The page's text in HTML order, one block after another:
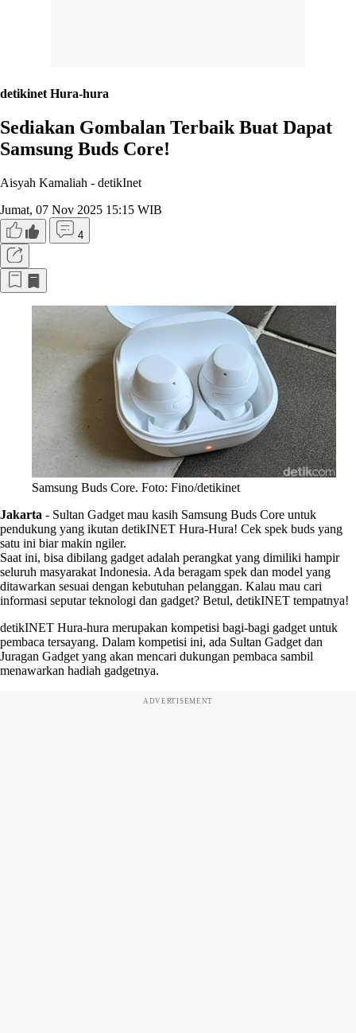
detikinet Hura-hura
Sediakan Gombalan Terbaik Buat Dapat
Samsung Buds Core!
Aisyah Kamaliah - detikInet
Jumat, 07 Nov 2025 15:15 WIB
4
Samsung Buds Core. Foto: Fino/detikinet
Jakarta - Sultan Gadget mau kasih Samsung Buds Core untuk
pendukung yang ikutan detikINET Hura-Hura! Cek spek buds yang
satu ini biar makin ngiler.
Saat ini, bisa dibilang gadget adalah perangkat yang dimiliki hampir
seluruh masyarakat Indonesia. Ada beragam spek dan model yang
ditawarkan sesuai dengan kebutuhan pelanggan. Kalau mau cari
informasi seputar teknologi dan gadget? Betul, detikINET tempatnya!
detikINET Hura-hura merupakan kompetisi bagi-bagi gadget untuk
pembaca tersayang. Dalam kompetisi ini, ada Sultan Gadget dan
Juragan Gadget yang akan mencari dukungan pembaca sambil
menawarkan hadiah gadgetnya.
ADVERTISEMENT